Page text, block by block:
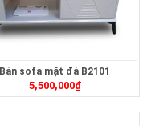
Bàn sofa mặt đá B2101
5,500,000₫